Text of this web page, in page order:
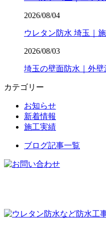
2026/08/04
ウレタン防水 埼玉｜
2026/08/03
埼玉の壁面防水｜外
カテゴリー
お知らせ
新着情報
施工実績
ブログ記事一覧